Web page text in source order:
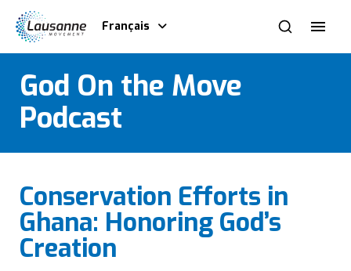
Français
God On the Move
Podcast
Conservation Efforts in
Ghana: Honoring God’s
Creation